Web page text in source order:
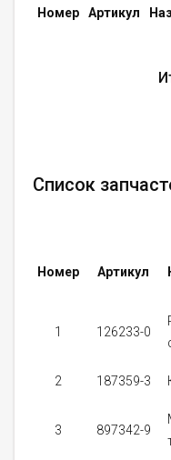
Номер Артикул
Список
Номер Артикул
1 126233-0
2 187359-3
3 897342-9